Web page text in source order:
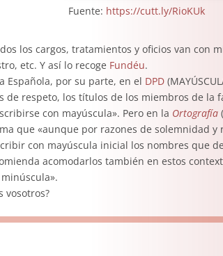
Fuente: https://cutt.ly/RioKUk
los cargos, tratamientos y oficios van con
etc. Y así lo recoge Fundéu.
Española, por su parte, en el DPD
de respeto, los títulos de los miembros de la
con mayúscula». Pero en la Ortografía
que «aunque por razones de solemnidad y
con mayúscula inicial los nombres que
acomodarlos también en estos
vosotros?